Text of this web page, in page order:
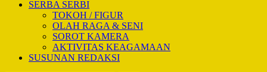
SERBA SERBI
TOKOH / FIGUR
OLAH RAGA & SENI
SOROT KAMERA
AKTIVITAS KEAGAMAAN
SUSUNAN REDAKSI